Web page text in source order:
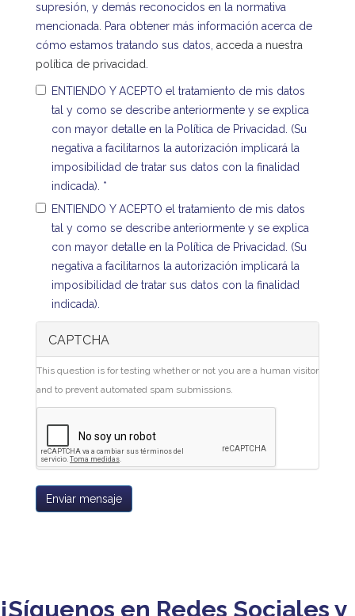
supresión, y demás reconocidos en la normativa
mencionada. Para obtener más información acerca de
cómo estamos tratando sus datos, acceda a nuestra
política de privacidad
ENTIENDO Y ACEPTO el tratamiento de mis datos
tal y como se describe anteriormente y se explica
con mayor detalle en la Política de Privacidad. (Su
negativa a facilitarnos la autorización implicará la
imposibilidad de tratar sus datos con la finalidad
indicada). *
ENTIENDO Y ACEPTO el tratamiento de mis datos
tal y como se describe anteriormente y se explica
con mayor detalle en la Política de Privacidad. (Su
negativa a facilitarnos la autorización implicará la
imposibilidad de tratar sus datos con la finalidad
indicada).
CAPTCHA
This question is for testing whether or not you are a human visitor
and to prevent automated spam submissions.
Enviar mensaje
¡Síguenos en Redes Sociales y